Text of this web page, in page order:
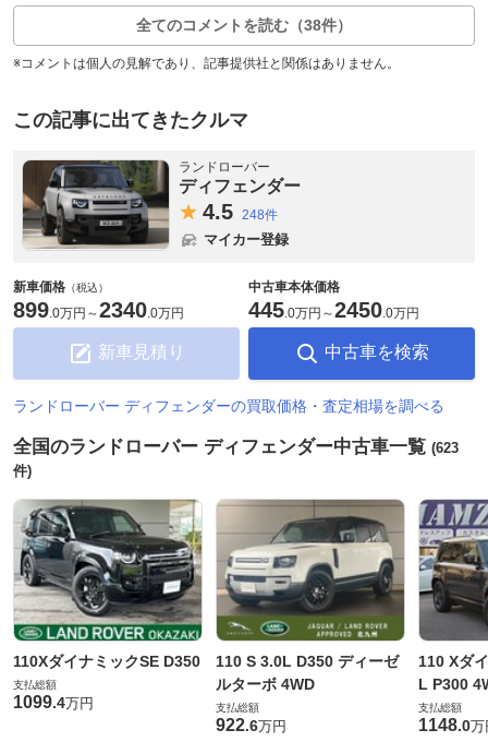
全てのコメントを読む（38件）
※コメントは個人の見解であり、記事提供社と関係はありません。
この記事に出てきたクルマ
ランドローバー
ディフェンダー
4.5 248件
マイカー登録
新車価格 （税込）
899.0万円 ～2340.0万円
新車見積り
中古車本体価格
445.0万円 ～2450.0万円
中古車を検索
ランドローバー ディフェンダーの買取価格・査定相場を調べる
全国のランドローバー ディフェンダー中古車一覧 (623
件)
110XダイナミックSE D350
支払総額
1099.4万円
110 S 3.0L D350 ディーゼ
ルターボ 4WD
支払総額
922.6万円
110 Xダ
L P300
支払総額
1148.0万